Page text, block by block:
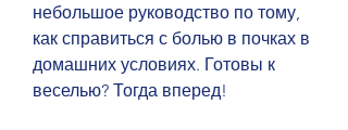
небольшое руководство по тому,
как справиться с болью в почках в
домашних условиях. Готовы к
веселью? Тогда вперед!